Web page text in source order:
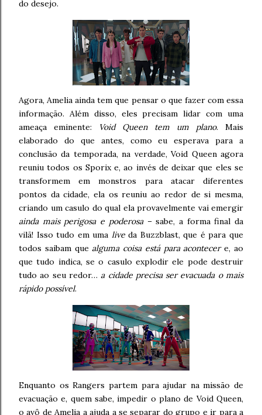
do desejo.
Agora, Amelia ainda tem que pensar o que fazer com essa
informação. Além disso, eles precisam lidar com uma
ameaça eminente:
Void Queen tem um plano. Mais
elaborado do que antes, como eu esperava para a
conclusão da temporada, na verdade, Void Queen agora
reuniu todos os Sporix e, ao invés de deixar que eles se
transformem em monstros para atacar diferentes
pontos da cidade, ela os reuniu ao redor de si mesma,
criando um casulo do qual ela provavelmente vai emergir
ainda mais perigosa e poderosa– sabe, a forma final da
vilã! Isso tudo em uma liveda Buzzblast, que é para que
todos saibam quealguma coisa está para acontecere, ao
que tudo indica, se o casulo explodir ele pode destruir
tudo ao seu redor…a cidade precisa ser evacuada o mais
rápido possível.
Enquanto os Rangers partem para ajudar na missão de
evacuação e, quem sabe, impedir o plano de Void Queen,
o avô de Amelia a ajuda a se separar do grupo e ir para a